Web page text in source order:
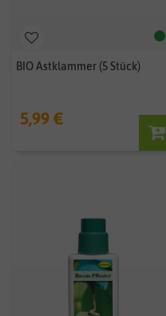
BIO Astklammer (5 Stück)
5,99 €